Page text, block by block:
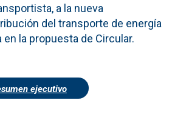
a la nueva
del transporte de energía
la propuesta de Circular.
ejecutivo